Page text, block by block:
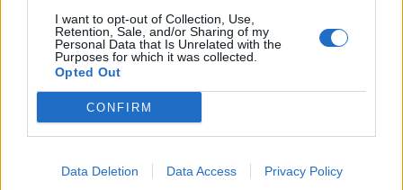
I want to opt-out of Collection, Use,
Retention, Sale, and/or Sharing of my
Personal Data that Is Unrelated with the
Purposes for which it was collected.
Opted Out
CONFIRM
Data Deletion Data Access Privacy Policy
Περισσότερα Θέματα
Entertainment